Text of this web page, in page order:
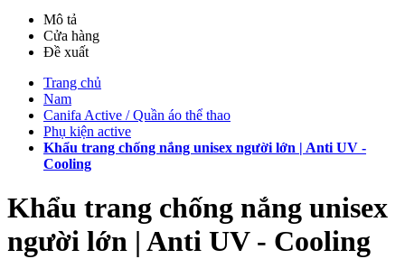
Mô tả
Cửa hàng
Đề xuất
Trang chủ
Nam
Canifa Active / Quần áo thể thao
Phụ kiện active
Khẩu trang chống nắng unisex người lớn | Anti UV -
Cooling
Khẩu trang chống nắng unisex
người lớn | Anti UV - Cooling